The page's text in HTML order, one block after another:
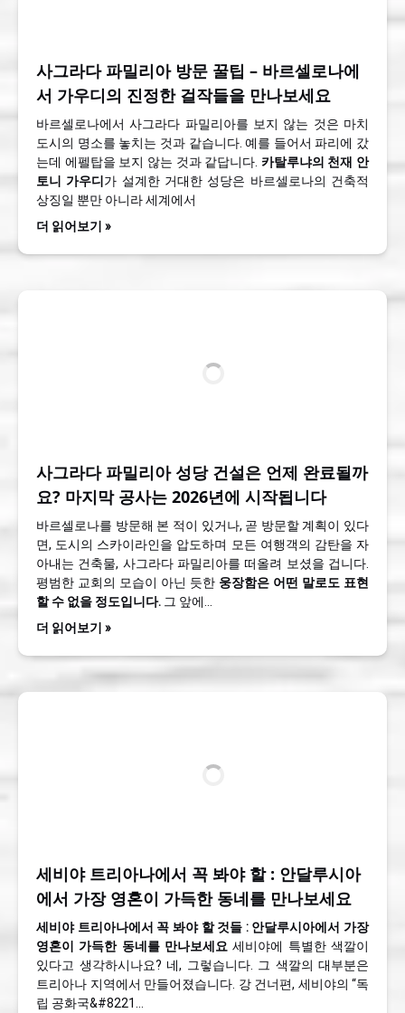
사그라다 파밀리아 방문 꿀팁 – 바르셀로나에
서 가우디의 진정한 걸작들을 만나보세요
바르셀로나에서 사그라다 파밀리아를 보지 않는 것은 마치
도시의 명소를 놓치는 것과 같습니다. 예를 들어서 파리에 갔
는데 에펠탑을 보지 않는 것과 같답니다. 카탈루냐의 천재 안
토니 가우디 가 설계한 거대한 성당은 바르셀로나의 건축적
상징일 뿐만 아니라 세계에서
더 읽어보기 »
사그라다 파밀리아 성당 건설은 언제 완료될까
요? 마지막 공사는 2026년에 시작됩니다
바르셀로나를 방문해 본 적이 있거나, 곧 방문할 계획이 있다
면, 도시의 스카이라인을 압도하며 모든 여행객의 감탄을 자
아내는 건축물, 사그라다 파밀리아를 떠올려 보셨을 겁니다.
평범한 교회의 모습이 아닌 듯한 웅장함은 어떤 말로도 표현
할 수 없을 정도입니다. 그 앞에…
더 읽어보기 »
세비야 트리아나에서 꼭 봐야 할 : 안달루시아
에서 가장 영혼이 가득한 동네를 만나보세요
세비야 트리아나에서 꼭 봐야 할 것들 : 안달루시아에서 가장
영혼이 가득한 동네를 만나보세요 세비야에 특별한 색깔이
있다고 생각하시나요? 네, 그렇습니다. 그 색깔의 대부분은
트리아나 지역에서 만들어졌습니다. 강 건너편, 세비야의 “독
립 공화국&#8221…